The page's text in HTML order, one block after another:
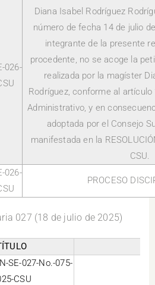
026-
Diana Isabel Rodríguez
número de fecha 14 de julio
integrante de la presente
procedente, no se acoge la
realizada por la magíster
Rodríguez, conforme al
Administrativo, y en
adoptada por el Consejo
manifestada en la
CSU.
026-
PROCESO
027 (18 de julio de 2025)
SE-027-No.-075-
CSU